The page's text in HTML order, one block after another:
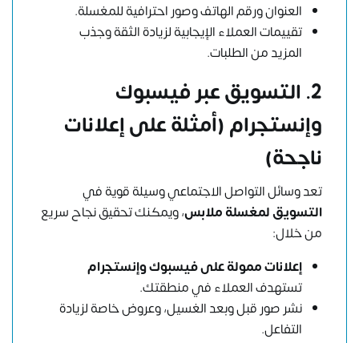
العنوان ورقم الهاتف وصور احترافية للمغسلة.
تقييمات العملاء الإيجابية لزيادة الثقة وجذب
المزيد من الطلبات.
2. التسويق عبر فيسبوك
وإنستجرام (أمثلة على إعلانات
ناجحة)
تعد وسائل التواصل الاجتماعي وسيلة قوية في
التسويق لمغسلة ملابس، ويمكنك تحقيق نجاح سريع
من خلال:
إعلانات ممولة على فيسبوك وإنستجرام
تستهدف العملاء في منطقتك.
نشر صور قبل وبعد الغسيل، وعروض خاصة لزيادة
التفاعل.